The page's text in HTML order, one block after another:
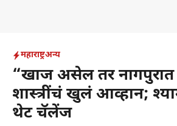
महाराष्ट्रअन्य
“खाज असेल तर नागपुरात
शास्त्रींचं खुलं आव्हान;
थेट चॅलेंज